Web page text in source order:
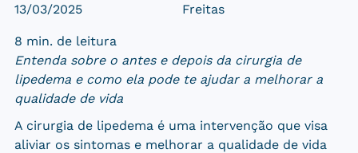
13/03/2025
Freitas
8 min. de leitura
Entenda sobre o antes e depois da cirurgia de
lipedema e como ela pode te ajudar a melhorar a
qualidade de vida
A cirurgia de lipedema é uma intervenção que visa
aliviar os sintomas e melhorar a qualidade de vida